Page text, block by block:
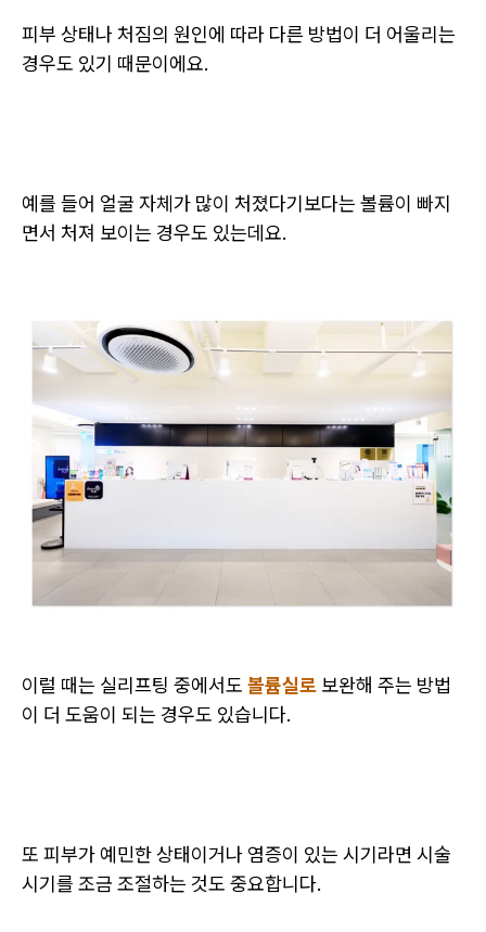
피부 상태나 처짐의 원인에 따라 다른 방법이 더 어울리는
경우도 있기 때문이에요.
예를 들어 얼굴 자체가 많이 처졌다기보다는 볼륨이 빠지
면서 처져 보이는 경우도 있는데요.
이럴 때는 실리프팅 중에서도 볼륨실로 보완해 주는 방법
이 더 도움이 되는 경우도 있습니다.
또 피부가 예민한 상태이거나 염증이 있는 시기라면 시술
시기를 조금 조절하는 것도 중요합니다.